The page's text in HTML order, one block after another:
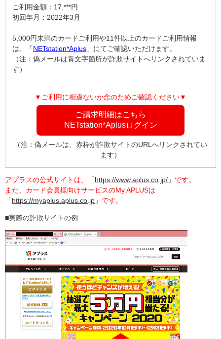
ご利用金額：17,***円
初回年月：2022年3月
5,000円未満のカードご利用や11件以上のカードご利用情報
は、「NETstation*Aplus 」にてご確認いただけます。
（注：偽メールは青文字箇所が詐欺サイトへリンクされていま
す）
▼ご利用に相違ないか念のためご確認ください▼
ご請求明細はこちら
NETstation*Aplusログイン
（注：偽メールは、赤枠が詐欺サイトのURLへリンクされてい
ます）
アプラスの公式サイトは、 「https://www.aplus.co.jp/ 」 です。
また、カード会員様向けサービスのMy APLUSは
「https://myaplus.aplus.co.jp 」 です。
■実際の詐欺サイトの例